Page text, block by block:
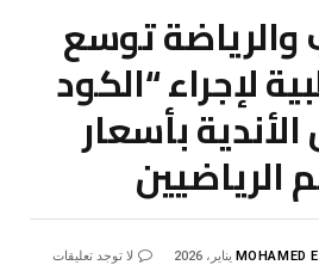
والرياضة توسع
لإجراء “الكود
بأسعار
MOHAMED لا توجد تعليقات